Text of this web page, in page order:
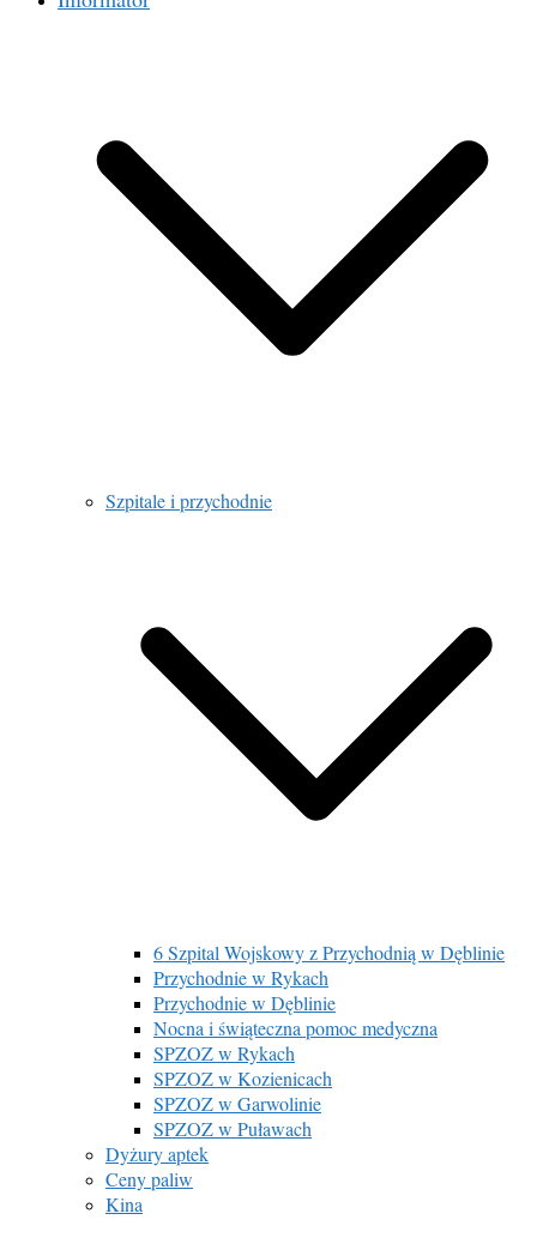
Szpitale i przychodnie
6 Szpital Wojskowy z Przychodnią w Dęblinie
Przychodnie w Rykach
Przychodnie w Dęblinie
Nocna i świąteczna pomoc medyczna
SPZOZ w Rykach
SPZOZ w Kozienicach
SPZOZ w Garwolinie
SPZOZ w Puławach
Dyżury aptek
Ceny paliw
Kina